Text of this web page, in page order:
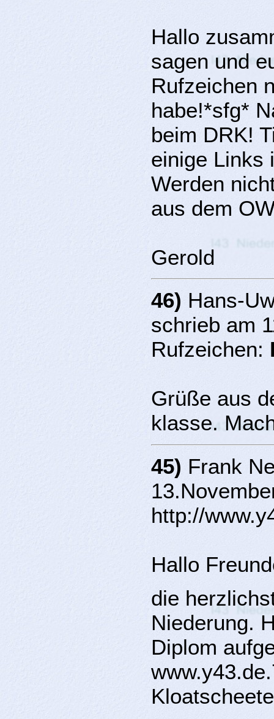
Hallo
sagen und
Rufzeichen
habe!*sfg*
beim DRK!
einige Links
Werden
aus dem
Gerold
46) Hans-
schrieb am
Rufzeichen:
Grüße aus
klasse.
45) Frank
http://
Hallo
die
Niederung.
Diplom